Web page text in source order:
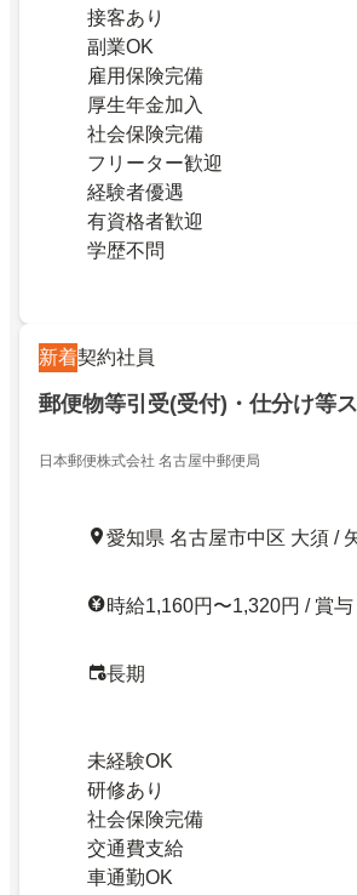
接客あり
副業OK
雇用保険完備
厚生年金加入
社会保険完備
フリーター歓迎
経験者優遇
有資格者歓迎
学歴不問
新着契約社員
郵便物等引受(受付)・仕分け等
日本郵便株式会社 名古屋中郵便局
愛知県 名古屋市中区 大須 /
時給1,160円〜1,320円 / 賞与
長期
未経験OK
研修あり
社会保険完備
交通費支給
車通勤OK